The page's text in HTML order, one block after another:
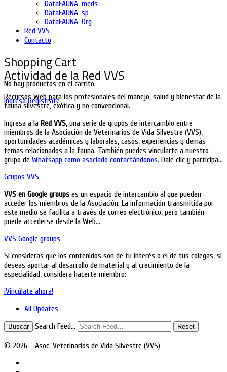
DataFAUNA-meds
DataFAUNA-sp
DataFAUNA-Org
Red VVS
Contacto
Shopping Cart
No hay productos en el carrito.
Ingresa Regístrate
Actividad de la Red VVS
Recursos Web para los profesionales del manejo, salud y bienestar de la
fauna silvestre, exótica y no convencional.
Ingresa a la Red VVS, una serie de grupos de intercambio entre
miembros de la Asociación de Veterinarios de Vida Silvestre (VVS),
oportunidades académicas y laborales, casos, experiencias y demás
temas relacionados a la fauna. También puedes vincularte a nuestro
grupo de Whatsapp como asociado contactándonos. Dale clic y participa…
Grupos VVS
VVS en Google groups es un espacio de intercambio al que pueden
acceder los miembros de la Asociación. La información transmitida por
este medio se facilita a través de correo electrónico, pero también
puede accederse desde la Web…
VVS Google groups
Si consideras que los contenidos son de tu interés o el de tus colegas, si
deseas aportar al desarrollo de material y al crecimiento de la
especialidad, considera hacerte miembro:
¡Vincúlate ahora!
All Updates
Buscar Search Feed… Reset
© 2026 - Asoc. Veterinarios de Vida Silvestre (VVS)